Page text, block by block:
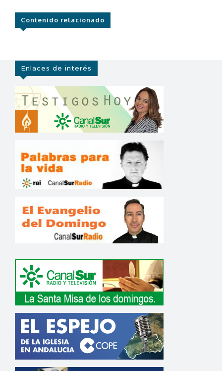
Contenido relacionado
Enlaces de interés